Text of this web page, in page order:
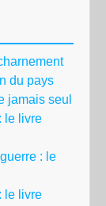
du pays
jamais seul
le livre
: le
le livre